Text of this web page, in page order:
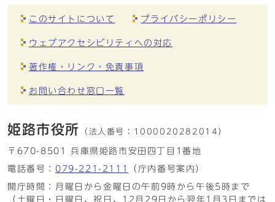
このサイトについて プライバシーポリシー
ウェブアクセシビリティへの対応
著作権・リンク・免責事項
お問い合わせ窓口一覧
姫路市役所 （法人番号： 1000020282014）
〒670-8501 兵庫県姫路市安田四丁目1番地
電話番号： 079-221-2111
（庁内番号案内）
開庁時間：月曜日から金曜日の午前9時から午後5時まで
（土曜日・日曜日、祝日、12月29日から翌年1月3日までは